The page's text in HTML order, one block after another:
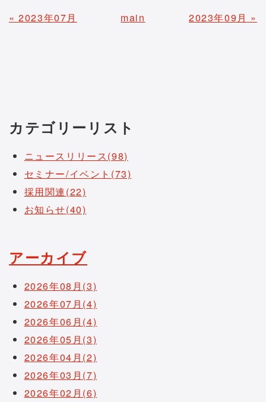
«2023年07月 main 2023年09月 »
カテゴリーリスト
ニュースリリース(98)
セミナー/イベント(73)
採用関連(22)
お知らせ(40)
アーカイブ
2026年08月(3)
2026年07月(4)
2026年06月(4)
2026年05月(3)
2026年04月(2)
2026年03月(7)
2026年02月(6)